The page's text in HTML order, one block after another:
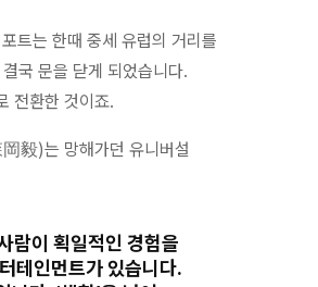
트는 한때 중세 유럽의 거리를
국 문을 닫게 되었습니다.
전환한 것이죠.
毅)는 망해가던 유니버설
람이 획일적인 경험을
테인먼트가 있습니다.